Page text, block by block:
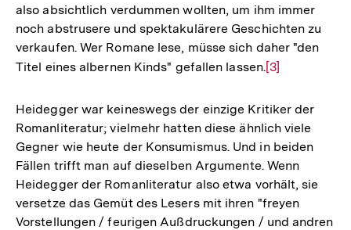
also absichtlich verdummen wollten, um ihm immer
noch abstrusere und spektakulärere Geschichten zu
verkaufen. Wer Romane lese, müsse sich daher "den
Titel eines albernen Kinds" gefallen lassen.Zur
der
Fußnote
[3]
Heidegger war keineswegs der einzige Kritiker der
Romanliteratur; vielmehr hatten diese ähnlich viele
Gegner wie heute der Konsumismus. Und in beiden
Fällen trifft man auf dieselben Argumente. Wenn
Heidegger der Romanliteratur also etwa vorhält, sie
versetze das Gemüt des Lesers mit ihren "freyen
Vorstellungen / feurigen Außdruckungen / und andren